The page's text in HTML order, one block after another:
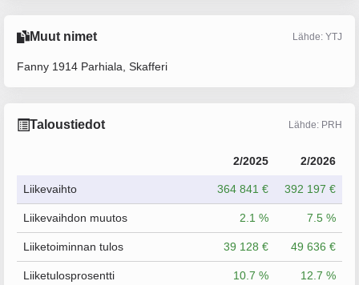
Muut nimet Lähde: YTJ
Fanny 1914 Parhiala, Skafferi
Taloustiedot Lähde: PRH
2/2025 2/2026
Liikevaihto 364 841 € 392 197 €
Liikevaihdon muutos 2.1 % 7.5 %
Liiketoiminnan tulos 39 128 € 49 636 €
Liiketulosprosentti 10.7 % 12.7 %